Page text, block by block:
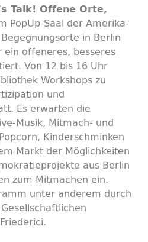
Talk! Offene Orte,
PopUp-Saal der Amerika-
in Berlin
offeneres, besseres
Von 12 bis 16 Uhr
Workshops zu
und
Es erwarten die
-Musik, Mitmach- und
Kinderschminken
Markt der Möglichkeiten
aus Berlin
zum Mitmachen ein.
unter anderem durch